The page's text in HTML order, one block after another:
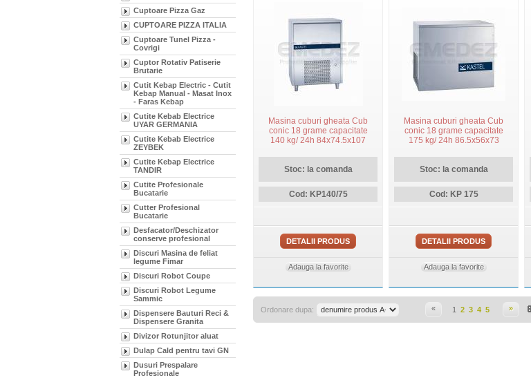
Cuptoare Pizza Gaz
CUPTOARE PIZZA ITALIA
Cuptoare Tunel Pizza -
Covrigi
Cuptor Rotativ Patiserie
Brutarie
Cutit Kebap Electric - Cutit
Kebap Manual - Masat Inox
- Faras Kebap
Cutite Kebab Electrice
UYAR GERMANIA
Cutite Kebab Electrice
ZEYBEK
Cutite Kebap Electrice
TANDIR
Cutite Profesionale
Bucatarie
Cutter Profesional
Bucatarie
Desfacator/Deschizator
conserve profesional
Discuri Masina de feliat
legume Fimar
Discuri Robot Coupe
Discuri Robot Legume
Sammic
Dispensere Bauturi Reci &
Dispensere Granita
Divizor Rotunjitor aluat
Dulap Cald pentru tavi GN
Dusuri Prespalare
Profesionale
Masina cuburi gheata Cub
conic 18 grame capacitate
140 kg/ 24h 84x74.5x107
Stoc: la comanda
Cod: KP140/75
DETALII PRODUS
Adauga la favorite
Masina cuburi gheata Cub
conic 18 grame capacitate
175 kg/ 24h 86.5x56x73
Stoc: la comanda
Cod: KP 175
DETALII PRODUS
Adauga la favorite
Ordonare dupa: « 1 2 3 4 5 »